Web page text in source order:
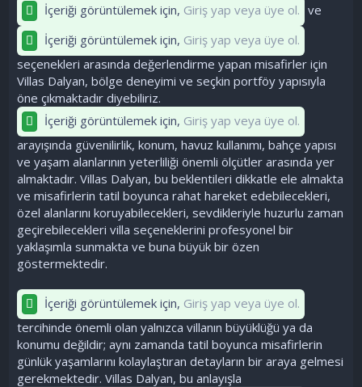
İçeriği görüntülemek için, Giriş yap veya üye ol. ve
İçeriği görüntülemek için, Giriş yap veya üye ol.
seçenekleri arasında değerlendirme yapan misafirler için
Villas Dalyan, bölge deneyimi ve seçkin portföy yapısıyla
öne çıkmaktadır diyebiliriz.
İçeriği görüntülemek için, Giriş yap veya üye ol.
arayışında güvenilirlik, konum, havuz kullanımı, bahçe yapısı
ve yaşam alanlarının yeterliliği önemli ölçütler arasında yer
almaktadır. Villas Dalyan, bu beklentileri dikkatle ele almakta
ve misafirlerin tatil boyunca rahat hareket edebilecekleri,
özel alanlarını koruyabilecekleri, sevdikleriyle huzurlu zaman
geçirebilecekleri villa seçeneklerini profesyonel bir
yaklaşımla sunmakta ve buna büyük bir özen
göstermektedir.
İçeriği görüntülemek için, Giriş yap veya üye ol.
tercihinde önemli olan yalnızca villanın büyüklüğü ya da
konumu değildir; aynı zamanda tatil boyunca misafirlerin
günlük yaşamlarını kolaylaştıran detayların bir araya gelmesi
gerekmektedir. Villas Dalyan, bu anlayışla